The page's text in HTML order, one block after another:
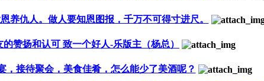
养仇人。做人要知恩图报，千万不可得寸进尺。
的赞扬和认可 致一个好人-乐版主（杨总）
，接待聚会，美食佳肴，怎么能少了美酒呢？